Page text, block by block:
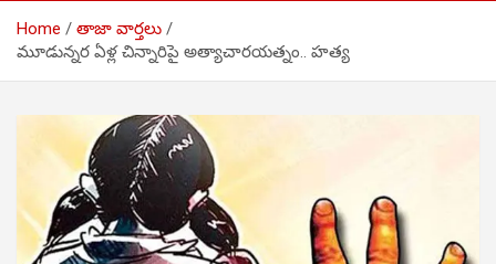
Home
తాజా వార్తలు
మూడున్నర ఏళ్ల చిన్నారిపై అత్యాచారయత్నం.. హత్య